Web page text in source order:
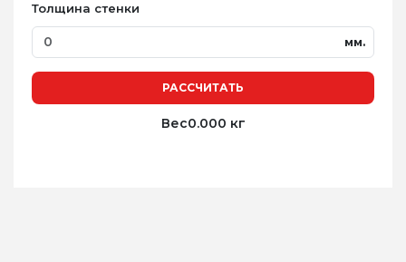
Толщина стенки
мм.
РАССЧИТАТЬ
Вес0.000 кг